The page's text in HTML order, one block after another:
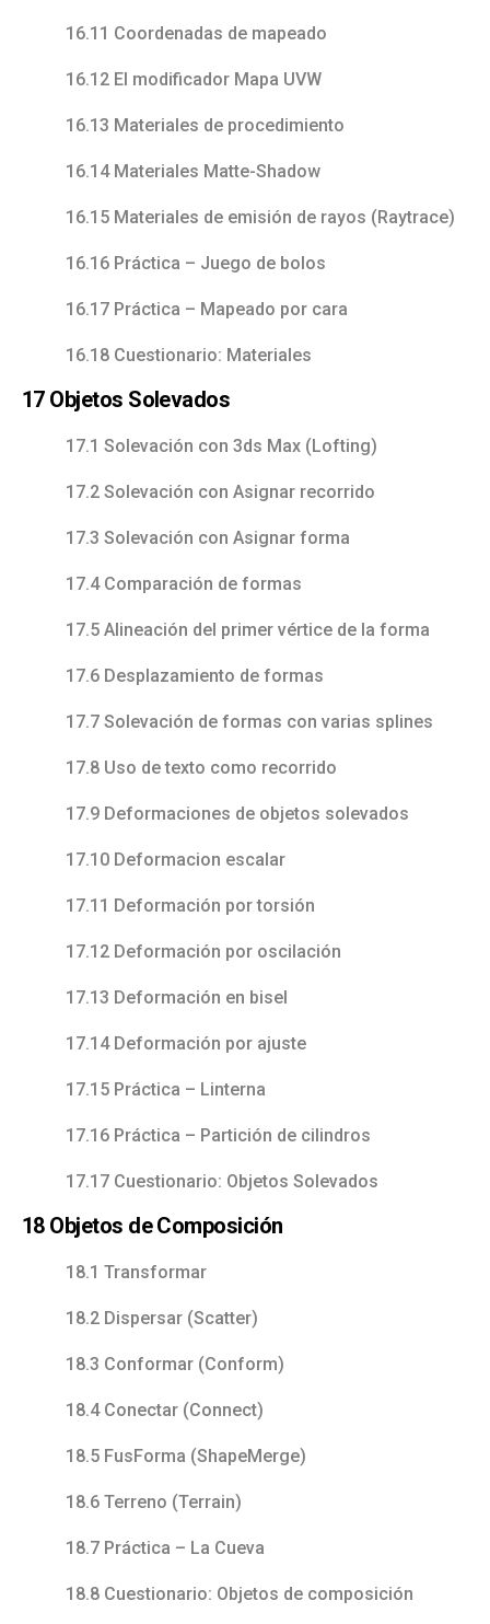
16.11 Coordenadas de mapeado
16.12 El modificador Mapa UVW
16.13 Materiales de procedimiento
16.14 Materiales Matte-Shadow
16.15 Materiales de emisión de rayos (Raytrace)
16.16 Práctica – Juego de bolos
16.17 Práctica – Mapeado por cara
16.18 Cuestionario: Materiales
17 Objetos Solevados
17.1 Solevación con 3ds Max (Lofting)
17.2 Solevación con Asignar recorrido
17.3 Solevación con Asignar forma
17.4 Comparación de formas
17.5 Alineación del primer vértice de la forma
17.6 Desplazamiento de formas
17.7 Solevación de formas con varias splines
17.8 Uso de texto como recorrido
17.9 Deformaciones de objetos solevados
17.10 Deformacion escalar
17.11 Deformación por torsión
17.12 Deformación por oscilación
17.13 Deformación en bisel
17.14 Deformación por ajuste
17.15 Práctica – Linterna
17.16 Práctica – Partición de cilindros
17.17 Cuestionario: Objetos Solevados
18 Objetos de Composición
18.1 Transformar
18.2 Dispersar (Scatter)
18.3 Conformar (Conform)
18.4 Conectar (Connect)
18.5 FusForma (ShapeMerge)
18.6 Terreno (Terrain)
18.7 Práctica – La Cueva
18.8 Cuestionario: Objetos de composición